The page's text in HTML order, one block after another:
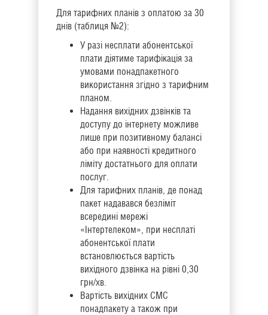
Для тарифних планів з оплатою за 30
днів (таблиця №2):
У разі несплати абонентської
плати діятиме тарифікація за
умовами понадпакетного
використання згідно з тарифним
планом.
Надання вихідних дзвінків та
доступу до інтернету можливе
лише при позитивному балансі
або при наявності кредитного
ліміту достатнього для оплати
послуг.
Для тарифних планів, де понад
пакет надавався безліміт
всередині мережі
«Інтертелеком», при несплаті
абонентської плати
встановлюється вартість
вихідного дзвінка на рівні 0,30
грн/хв.
Вартість вихідних CМС
понадпакету а також при